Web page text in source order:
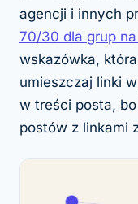
agencji i innych
70/30 dla grup
wskazówka,
umieszczaj linki w
w treści posta,
postów z linkami